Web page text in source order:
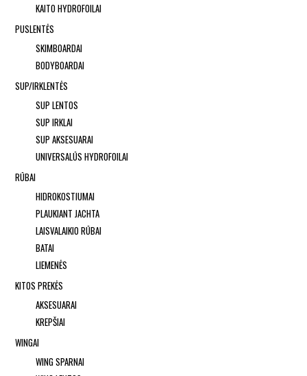
KAITO HYDROFOILAI
PUSLENTĖS
SKIMBOARDAI
BODYBOARDAI
SUP/IRKLENTĖS
SUP LENTOS
SUP IRKLAI
SUP AKSESUARAI
UNIVERSALŪS HYDROFOILAI
RŪBAI
HIDROKOSTIUMAI
PLAUKIANT JACHTA
LAISVALAIKIO RŪBAI
BATAI
LIEMENĖS
KITOS PREKĖS
AKSESUARAI
KREPŠIAI
WINGAI
WING SPARNAI